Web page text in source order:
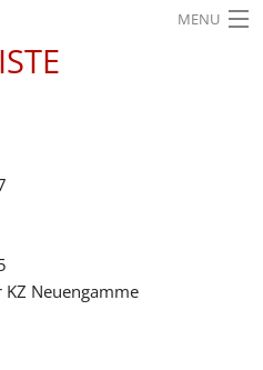
MENU
KZ Neuengamme